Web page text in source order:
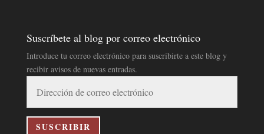
Suscríbete al blog por correo electrónico
Introduce tu correo electrónico para suscribirte a este blog y
recibir avisos de nuevas entradas.
correo
electrónico
SUSCRIBIR